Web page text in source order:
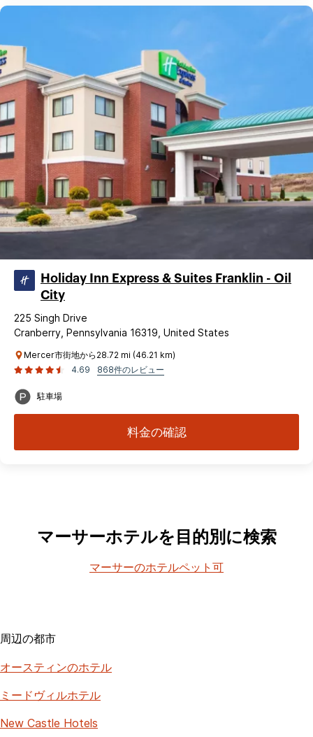
Holiday Inn Express & Suites Franklin - Oil
City
225 Singh Drive
Cranberry, Pennsylvania 16319, United States
Mercer市街地から28.72 mi (46.21 km)
4.69
868件のレビュー
駐車場
料金の確認
マーサーホテルを目的別に検索
マーサーのホテルペット可
周辺の都市
オースティンのホテル
ミードヴィルホテル
New Castle Hotels